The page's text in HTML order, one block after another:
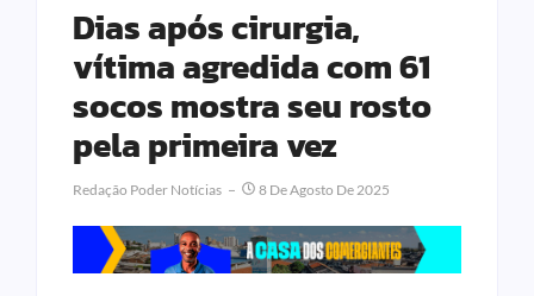
Dias após cirurgia,
vítima agredida com 61
socos mostra seu rosto
pela primeira vez
Redação Poder Notícias 8 De Agosto De 2025